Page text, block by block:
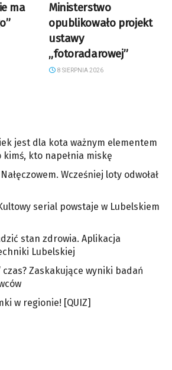
ma
Ministerstwo
opublikowało projekt
ustawy
„fotoradarowej”
8 SIERPNIA 2026
jest dla kota ważnym elementem
kto napełnia miskę
Wcześniej loty odwołał
serial powstaje w Lubelskiem
stan zdrowia. Aplikacja
Lubelskiej
czas? Zaskakujące wyniki badań
w regionie! [QUIZ]